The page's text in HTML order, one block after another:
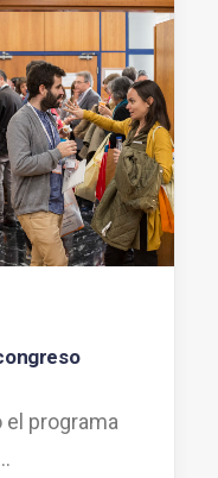
el programa